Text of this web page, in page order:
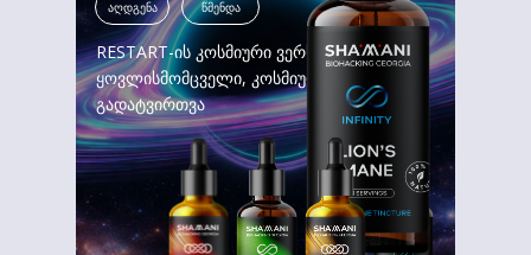
ვრცლად
RESTART-ის კოსმიური ვერსია
ყოვლისმომცველი, კოსმიური
გადატვირთვა
წმენდა
აღდგენა